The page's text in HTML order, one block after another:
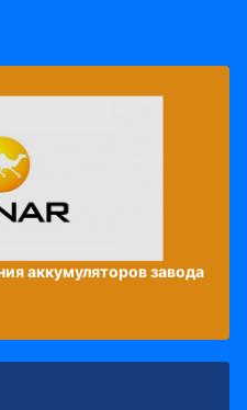
аккумуляторов завода